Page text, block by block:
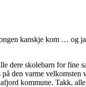
kanskje kom … og
dere skolebarn for fine
på den varme velkomsten
kommune. Takk, alle